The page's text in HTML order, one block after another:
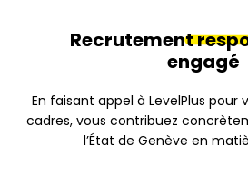
Recrutement
engagé
En faisant appel à LevelPlus
cadres, vous contribuez
l’État de Genève en